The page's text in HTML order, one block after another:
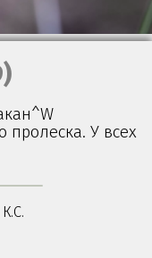
пролеска. У всех
К.С.